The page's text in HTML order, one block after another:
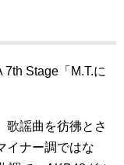
7th Stage「M.T.に
歌謡曲を彷彿とさ
イナー調ではな